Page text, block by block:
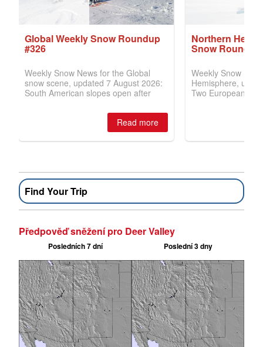
Find Your Trip
Předpověď sněžení pro Deer Valley
Posledních 7 dní Poslední 3 dny